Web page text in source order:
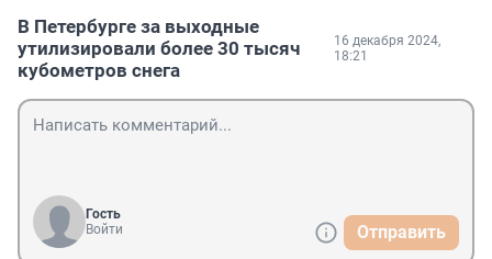
В Петербурге за выходные
утилизировали более 30 тысяч
кубометров снега
16 декабря 2024,
18:21
Гость
Войти
Отправить